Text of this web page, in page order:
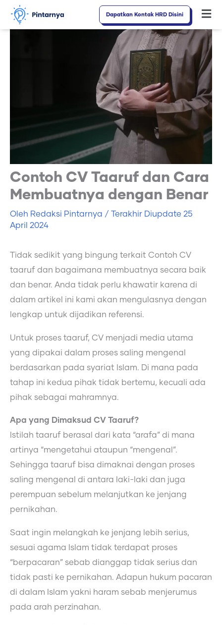
Lewati
Dapatkan Kontak HRD Disini
Contoh CV Taaruf dan Cara
Membuatnya dengan Benar
Oleh Redaksi Pintarnya / Terakhir Diupdate 25
April 2024
Tidak sedikit yang bingung terkait Contoh CV
taaruf dan bagaimana membuatnya secara baik
dan benar. Anda tidak perlu khawatir karena di
dalam artikel ini kami akan mengulasnya dengan
lengkap untuk dijadikan referensi.
Untuk proses taaruf, CV menjadi media utama
yang dipakai dalam proses saling mengenal
berdasarkan pada syariat Islam. Di mana pada
tahap ini kedua pihak tidak bertemu, kecuali ada
pihak sebagai mahramnya.
Apa yang Dimaksud CV Taaruf?
Istilah taaruf berasal dari kata “arafa” di mana
artinya “mengetahui ataupun “mengenal”.
Sehingga taaruf bisa dimaknai dengan proses
saling mengenal di antara laki-laki dan juga
perempuan sebelum melanjutkan ke jenjang
pernikahan.
Saat ingin melangkah ke jenjang lebih serius,
sesuai agama Islam tidak terdapat proses
“berpacaran” sebab dianggap tidak serius dan
tidak pasti ke pernikahan. Adapun hukum pacaran
di dalam Islam yakni haram sebab menjerumus
pada arah perzinahan.